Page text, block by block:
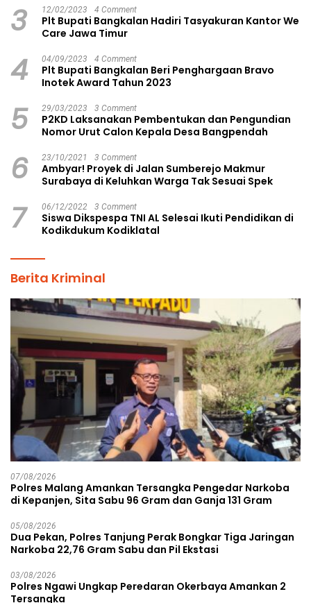
3 12/02/2023 4 Comment
Plt Bupati Bangkalan Hadiri Tasyakuran Kantor We
Care Jawa Timur
4 04/09/2023 4 Comment
Plt Bupati Bangkalan Beri Penghargaan Bravo
Inotek Award Tahun 2023
5 29/03/2023 3 Comment
P2KD Laksanakan Pembentukan dan Pengundian
Nomor Urut Calon Kepala Desa Bangpendah
6 23/10/2021 3 Comment
Ambyar! Proyek di Jalan Sumberejo Makmur
Surabaya di Keluhkan Warga Tak Sesuai Spek
7 06/12/2022 3 Comment
Siswa Dikspespa TNI AL Selesai Ikuti Pendidikan di
Kodikdukum Kodiklatal
Berita Kriminal
07/08/2026
Polres Malang Amankan Tersangka Pengedar Narkoba
di Kepanjen, Sita Sabu 96 Gram dan Ganja 131 Gram
05/08/2026
Dua Pekan, Polres Tanjung Perak Bongkar Tiga Jaringan
Narkoba 22,76 Gram Sabu dan Pil Ekstasi
03/08/2026
Polres Ngawi Ungkap Peredaran Okerbaya Amankan 2
Tersangka